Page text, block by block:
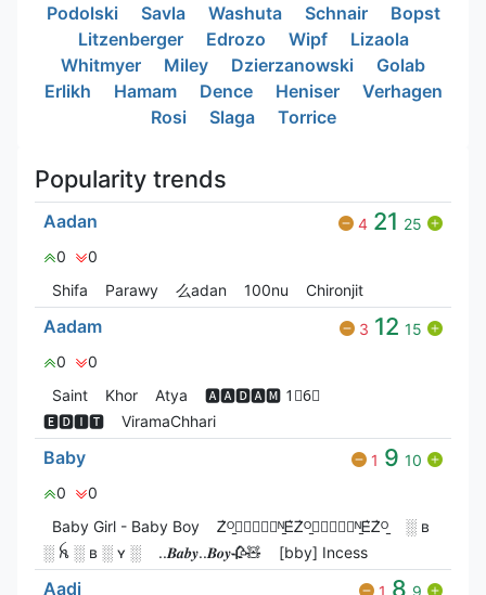
Podolski
Savla Washuta Schnair
Bopst
Litzenberger
Edrozo Wipf
Lizaola
Whitmyer
Miley Dzierzanowski
Golab
Erlikh
Hamam Dence Heniser
Verhagen
Rosi
Slaga Torrice
Popularity trends
Aadan 4 21 25
0
0
Shifa
Parawy 么adan 100nu Chironjit
Aadam 3 12 15
0
0
Saint
Khor Atya
🅰🅰🅳🅰🅼 1⃣6⃣
🅴🅳🅸🆃
ViramaChhari
Baby 1 9 10
0
0
Baby Girl - Baby Boy
Ꮓ͛ᴼ̠ꫀ⃝⃟⃠⃘ᴺ̠Ꭼ͛Ꮓ͛ᴼ̠ꫀ⃝⃟⃠⃘ᴺ̠Ꭼ͛Ꮓ͛ᴼ̠
░ ʙ
░ ꫝ ░ ʙ ░ ʏ ░
..𝑩𝒂𝒃𝒚..𝑩𝒐𝒚🥀🧸 [bby] Incess
Aadi 1 8 9